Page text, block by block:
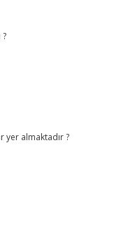
yer almaktadır ?